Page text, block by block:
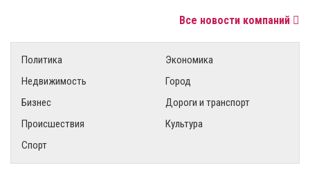
Все новости компаний
Политика
Экономика
Недвижимость
Город
Бизнес
Дороги и транспорт
Происшествия
Культура
Спорт